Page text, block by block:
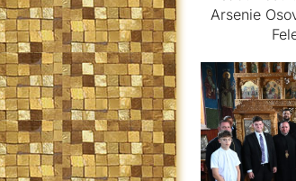
Arsenie